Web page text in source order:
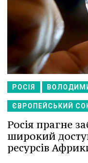
РОСІЯ
ЄВРОПЕЙСЬКИЙ
Росія прагне
широкий
ресурсів